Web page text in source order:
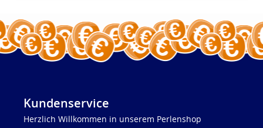
Kundenservice
Herzlich Willkommen in unserem Perlenshop